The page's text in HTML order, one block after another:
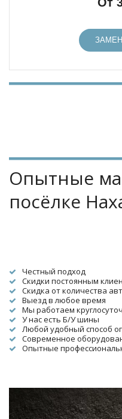
Опытные
посёлке
Честный подход
Скидки постоянным
Скидка от количества
Выезд в любое время
Мы работаем
У нас есть Б/У шины
Любой удобный способ
Современное
Опытные